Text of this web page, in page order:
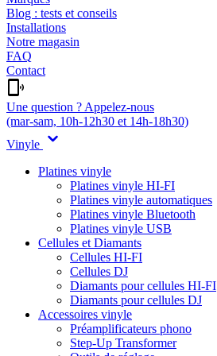
Blog : tests et conseils
Installations
Notre magasin
FAQ
Contact
Une question ? Appelez-nous
(mar-sam, 10h-12h30 et 14h-18h30)
Vinyle
Platines vinyle
Platines vinyle HI-FI
Platines vinyle automatiques
Platines vinyle Bluetooth
Platines vinyle USB
Cellules et Diamants
Cellules HI-FI
Cellules DJ
Diamants pour cellules HI-FI
Diamants pour cellules DJ
Accessoires vinyle
Préamplificateurs phono
Step-Up Transformer